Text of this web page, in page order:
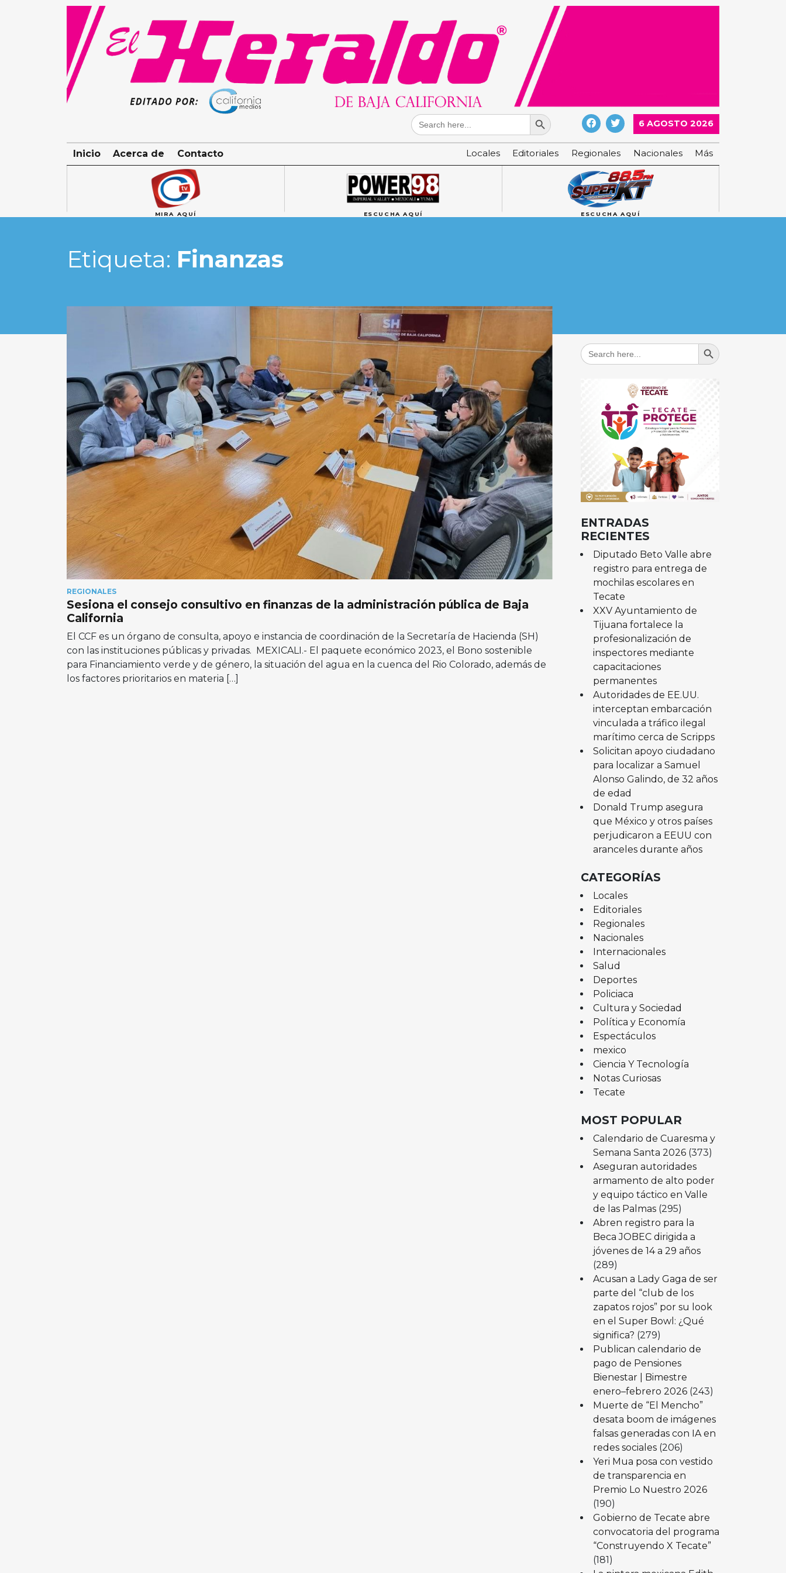
Search
for:
Search Button
6 AGOSTO 2026
Locales Editoriales Regionales Nacionales Más
Inicio Acerca de Contacto
MIRA AQUÍ ESCUCHA AQUÍ ESCUCHA AQUÍ
Etiqueta: Finanzas
REGIONALES
Sesiona el consejo consultivo en finanzas de la administración pública de Baja
California
El CCF es un órgano de consulta, apoyo e instancia de coordinación de la Secretaría de Hacienda (SH)
con las instituciones públicas y privadas. MEXICALI.- El paquete económico 2023, el Bono sostenible
para Financiamiento verde y de género, la situación del agua en la cuenca del Rio Colorado, además de
los factores prioritarios en materia […]
Search
for:
Search Button
ENTRADAS
RECIENTES
Diputado Beto Valle abre
registro para entrega de
mochilas escolares en
Tecate
XXV Ayuntamiento de
Tijuana fortalece la
profesionalización de
inspectores mediante
capacitaciones
permanentes
Autoridades de EE.UU.
interceptan embarcación
vinculada a tráfico ilegal
marítimo cerca de Scripps
Solicitan apoyo ciudadano
para localizar a Samuel
Alonso Galindo, de 32 años
de edad
Donald Trump asegura
que México y otros países
perjudicaron a EEUU con
aranceles durante años
CATEGORÍAS
Locales
Editoriales
Regionales
Nacionales
Internacionales
Salud
Deportes
Policiaca
Cultura y Sociedad
Política y Economía
Espectáculos
mexico
Ciencia Y Tecnología
Notas Curiosas
Tecate
MOST POPULAR
Calendario de Cuaresma y
Semana Santa 2026 (373)
Aseguran autoridades
armamento de alto poder
y equipo táctico en Valle
de las Palmas (295)
Abren registro para la
Beca JOBEC dirigida a
jóvenes de 14 a 29 años
(289)
Acusan a Lady Gaga de ser
parte del “club de los
zapatos rojos” por su look
en el Super Bowl: ¿Qué
significa? (279)
Publican calendario de
pago de Pensiones
Bienestar | Bimestre
enero–febrero 2026 (243)
Muerte de “El Mencho”
desata boom de imágenes
falsas generadas con IA en
redes sociales (206)
Yeri Mua posa con vestido
de transparencia en
Premio Lo Nuestro 2026
(190)
Gobierno de Tecate abre
convocatoria del programa
“Construyendo X Tecate”
(181)